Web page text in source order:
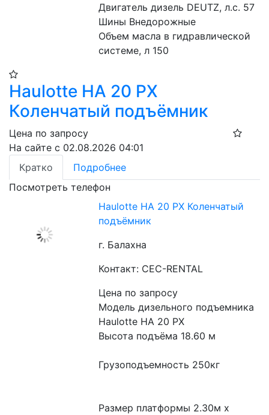
Двигатель дизель DEUTZ, л.с. 57
Шины Внедорожные
Объем масла в гидравлической
системе, л 150
Haulotte HA 20 PX​
Коленчатый подъёмник
Цена по запросу
На сайте с 02.08.2026 04:01
Кратко
Подробнее
Посмотреть телефон
Haulotte HA 20 PX​ Коленчатый
подъёмник
г. Балахна
Контакт: CEC-RENTAL
Цена по запросу
Модель дизельного подъемника
Haulotte HA 20 PX
Высота подъёма 18.60 м
Грузоподъемность 250кг
Размер платформы 2.30м x